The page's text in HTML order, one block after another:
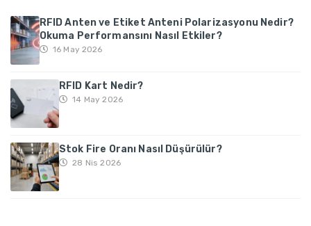
RFID Anten ve Etiket Anteni Polarizasyonu Nedir?
Okuma Performansını Nasıl Etkiler?
16 May 2026
RFID Kart Nedir?
14 May 2026
Stok Fire Oranı Nasıl Düşürülür?
28 Nis 2026